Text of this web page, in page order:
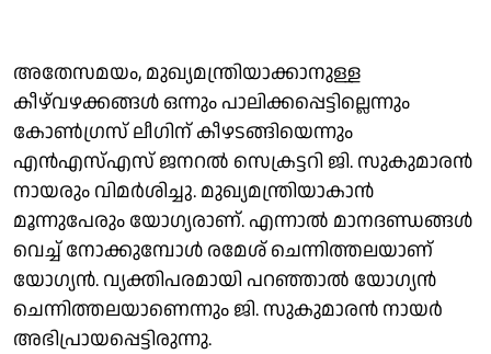
അതേസമയം, മുഖ്യമന്ത്രിയാക്കാനുള്ള
കീഴ്‌വഴക്കങ്ങൾ ഒന്നും പാലിക്കപ്പെട്ടില്ലെന്നും
കോൺഗ്രസ് ലീഗിന് കീഴടങ്ങിയെന്നും
എൻഎസ്എസ് ജനറൽ സെക്രട്ടറി ജി. സുകുമാരൻ
നായരും വിമർശിച്ചു. മുഖ്യമന്ത്രിയാകാൻ
മൂന്നുപേരും യോഗ്യരാണ്. എന്നാൽ മാനദണ്ഡങ്ങൾ
വെച്ച് നോക്കുമ്പോൾ രമേശ്‌ ചെന്നിത്തലയാണ്
യോഗ്യൻ. വ്യക്തിപരമായി പറഞ്ഞാൽ യോഗ്യൻ
ചെന്നിത്തലയാണെന്നും ജി. സുകുമാരൻ നായർ
അഭിപ്രായപ്പെട്ടിരുന്നു.